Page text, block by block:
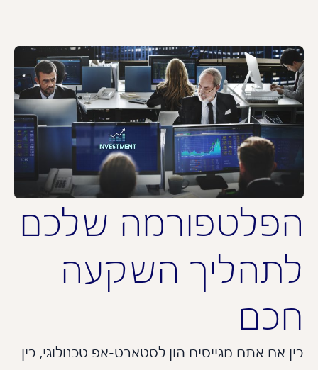
שלכם
השקעה
אם אתם מגייסים הון לסטארט-אפ טכנולוגי, בין